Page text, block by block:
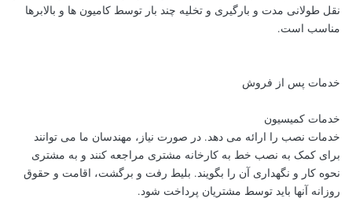
نقل طولانی مدت و بارگیری و تخلیه چند بار توسط کامیون ها و بالابرها
مناسب است.
خدمات پس از فروش
خدمات کمیسیون
خدمات نصب را ارائه می دهد. در صورت نیاز، مهندسان ما می توانند
برای کمک به نصب خط به کارخانه مشتری مراجعه کنند و به مشتری
نحوه کار و نگهداری آن را بگویند. بلیط رفت و برگشت، اقامت و حقوق
روزانه آنها باید توسط مشتریان پرداخت شود.